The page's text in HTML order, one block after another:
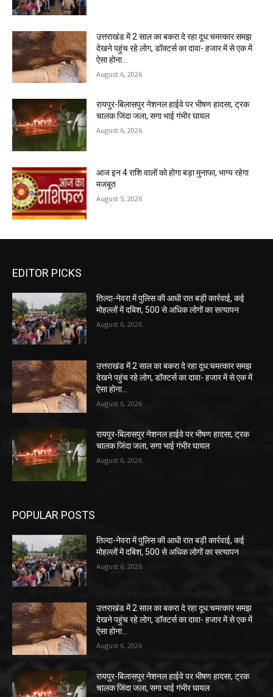
उत्तराखंड में 2 साल का बकरा दे रहा दूध:चमत्कार समझ
देखने पहुंच रहे लोग, डॉक्टर्स का दावा- हजार में से एक में
ऐसा होना...
August 6, 2026
रायपुर-बिलासपुर नेशनल हाईवे पर भीषण हादसा, ट्रक
चालक जिंदा जला, सगा भाई गंभीर घायल
August 6, 2026
आज इन 4 राशि वालों को होगा बड़ा मुनाफा, भाग्य रहेगा
मजबूत
August 5, 2026
EDITOR PICKS
तिल्दा-नेवरा में पुलिस की आधी रात बड़ी कार्रवाई, कई
मोहल्लों में दबिश, 500 से अधिक लोगों का सत्यापन
August 6, 2026
उत्तराखंड में 2 साल का बकरा दे रहा दूध:चमत्कार समझ
देखने पहुंच रहे लोग, डॉक्टर्स का दावा- हजार में से एक में
ऐसा होना...
August 6, 2026
रायपुर-बिलासपुर नेशनल हाईवे पर भीषण हादसा, ट्रक
चालक जिंदा जला, सगा भाई गंभीर घायल
August 6, 2026
POPULAR POSTS
तिल्दा-नेवरा में पुलिस की आधी रात बड़ी कार्रवाई, कई
मोहल्लों में दबिश, 500 से अधिक लोगों का सत्यापन
August 6, 2026
उत्तराखंड में 2 साल का बकरा दे रहा दूध:चमत्कार समझ
देखने पहुंच रहे लोग, डॉक्टर्स का दावा- हजार में से एक में
ऐसा होना...
August 6, 2026
रायपुर-बिलासपुर नेशनल हाईवे पर भीषण हादसा, ट्रक
चालक जिंदा जला, सगा भाई गंभीर घायल